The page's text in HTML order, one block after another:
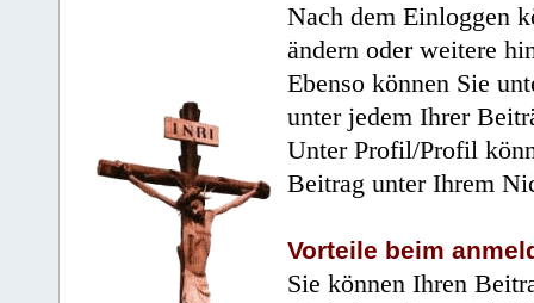
Nach dem Einloggen
ändern oder weitere
Ebenso können Sie
unter jedem Ihrer
Unter Profil/Profil
Beitrag unter Ihrem
Vorteile beim
Sie können Ihren